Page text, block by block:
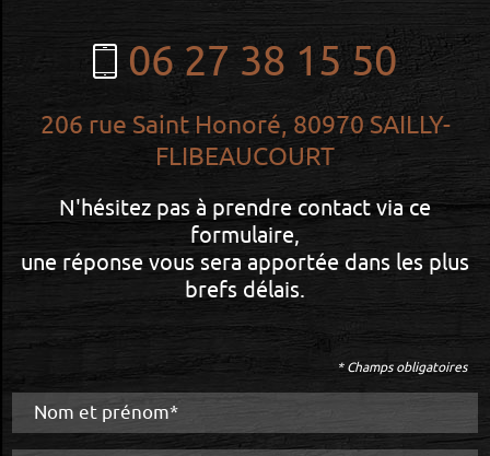
06 27 38 15 50
206 rue Saint Honoré, 80970 SAILLY-
FLIBEAUCOURT
N'hésitez pas à prendre contact via ce
formulaire,
une réponse vous sera apportée dans les plus
brefs délais.
* Champs obligatoires
Nom et prénom*